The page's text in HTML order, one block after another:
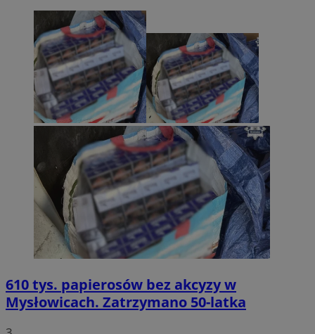
610 tys. papierosów bez akcyzy w
Mysłowicach. Zatrzymano 50-latka